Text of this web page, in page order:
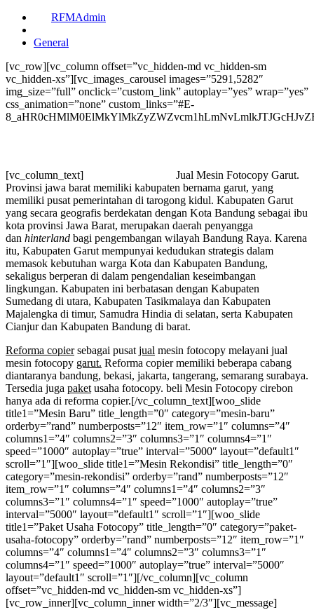
RFMAdmin
General
[vc_row][vc_column offset=”vc_hidden-md vc_hidden-sm
vc_hidden-xs”][vc_images_carousel images=”5291,5282″
img_size=”full” onclick=”custom_link” autoplay=”yes” wrap=”yes”
css_animation=”none” custom_links=”#E-
[vc_column_text]
Jual Mesin Fotocopy Garut.
Provinsi jawa barat memiliki kabupaten bernama garut, yang
memiliki pusat pemerintahan di tarogong kidul. Kabupaten Garut
yang secara geografis berdekatan dengan Kota Bandung sebagai ibu
kota provinsi Jawa Barat, merupakan daerah penyangga
dan hinterland bagi pengembangan wilayah Bandung Raya. Karena
itu, Kabupaten Garut mempunyai kedudukan strategis dalam
memasok kebutuhan warga Kota dan Kabupaten Bandung,
sekaligus berperan di dalam pengendalian keseimbangan
lingkungan. Kabupaten ini berbatasan dengan Kabupaten
Sumedang di utara, Kabupaten Tasikmalaya dan Kabupaten
Majalengka di timur, Samudra Hindia di selatan, serta Kabupaten
Cianjur dan Kabupaten Bandung di barat.
Reforma copiersebagai pusat jual mesin fotocopy melayani jual
mesin fotocopy garut. Reforma copier memiliki beberapa cabang
diantaranya bandung, bekasi, jakarta, tangerang, semarang surabaya.
Tersedia juga paket usaha fotocopy. beli Mesin Fotocopy cirebon
hanya ada di reforma copier.[/vc_column_text][woo_slide
title1=”Mesin Baru” title_length=”0″ category=”mesin-baru”
orderby=”rand” numberposts=”12″ item_row=”1″ columns=”4″
columns1=”4″ columns2=”3″ columns3=”1″ columns4=”1″
speed=”1000″ autoplay=”true” interval=”5000″ layout=”default1″
scroll=”1″][woo_slide title1=”Mesin Rekondisi” title_length=”0″
category=”mesin-rekondisi” orderby=”rand” numberposts=”12″
item_row=”1″ columns=”4″ columns1=”4″ columns2=”3″
columns3=”1″ columns4=”1″ speed=”1000″ autoplay=”true”
interval=”5000″ layout=”default1″ scroll=”1″][woo_slide
title1=”Paket Usaha Fotocopy” title_length=”0″ category=”paket-
usaha-fotocopy” orderby=”rand” numberposts=”12″ item_row=”1″
columns=”4″ columns1=”4″ columns2=”3″ columns3=”1″
columns4=”1″ speed=”1000″ autoplay=”true” interval=”5000″
layout=”default1″ scroll=”1″][/vc_column][vc_column
offset=”vc_hidden-md vc_hidden-sm vc_hidden-xs”]
[vc_row_inner][vc_column_inner width=”2/3″][vc_message]